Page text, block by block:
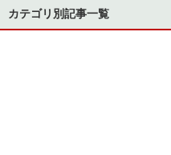
カテゴリ別記事一覧